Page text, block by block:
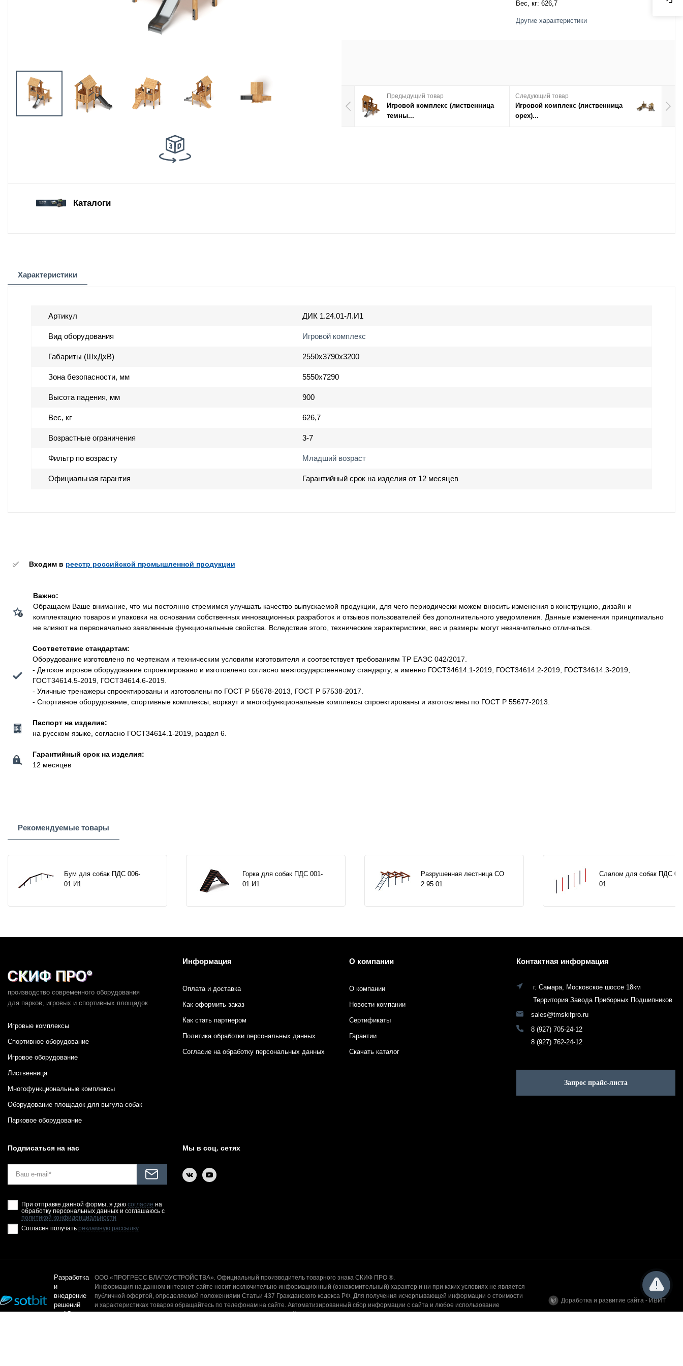
оборудование
Благоустройство
детских площадок
Вес, кг: 626,7
Другие характеристики
Предыдущий товар
Игровой комплекс (лиственница
темны...
Следующий товар
Игровой комплекс (лиственница
орех)...
Каталоги
Характеристики
Артикул ДИК 1.24.01-Л.И1
Вид оборудования Игровой комплекс
Габариты (ШхДхВ) 2550х3790х3200
Зона безопасности, мм 5550х7290
Высота падения, мм 900
Вес, кг 626,7
Возрастные ограничения 3-7
Фильтр по возрасту Младший возраст
Официальная гарантия Гарантийный срок на изделия от 12 месяцев
✅ Входим в реестр российской промышленной продукции
Важно:
Обращаем Ваше внимание, что мы постоянно стремимся улучшать качество выпускаемой продукции, для чего периодически можем вносить изменения в конструкцию, дизайн и
комплектацию товаров и упаковки на основании собственных инновационных разработок и отзывов пользователей без дополнительного уведомления. Данные изменения принципиально
не влияют на первоначально заявленные функциональные свойства. Вследствие этого, технические характеристики, вес и размеры могут незначительно отличаться.
Соответствие стандартам:
Оборудование изготовлено по чертежам и техническим условиям изготовителя и соответствует требованиям ТР ЕАЭС 042/2017.
- Детское игровое оборудование спроектировано и изготовлено согласно межгосударственному стандарту, а именно ГОСТ34614.1-2019, ГОСТ34614.2-2019, ГОСТ34614.3-2019,
ГОСТ34614.5-2019, ГОСТ34614.6-2019.
- Уличные тренажеры спроектированы и изготовлены по ГОСТ Р 55678-2013, ГОСТ Р 57538-2017.
- Спортивное оборудование, спортивные комплексы, воркаут и многофункциональные комплексы спроектированы и изготовлены по ГОСТ Р 55677-2013.
Паспорт на изделие:
на русском языке, согласно ГОСТ34614.1-2019, раздел 6.
Гарантийный срок на изделия:
12 месяцев
Рекомендуемые товары
Бум для собак ПДС 006-
01.И1
Горка для собак ПДС 001-
01.И1
Разрушенная лестница СО
2.95.01
Слалом для собак ПДС
01
производство современного оборудования
для парков, игровых и спортивных площадок
Игровые комплексы
Спортивное оборудование
Игровое оборудование
Лиственница
Многофункциональные комплексы
Оборудование площадок для выгула собак
Парковое оборудование
Информация
Оплата и доставка
Как оформить заказ
Как стать партнером
Политика обработки персональных данных
Согласие на обработку персональных данных
О компании
О компании
Новости компании
Сертификаты
Гарантии
Скачать каталог
Контактная информация
г. Самара, Московское шоссе 18км
Территория Завода Приборных Подшипников
sales@tmskifpro.ru
8 (927) 705-24-12
8 (927) 762-24-12
Запрос прайс-листа
Подписаться на нас
При отправке данной формы, я даю согласие на
обработку персональных данных и соглашаюсь с
политикой конфиденциальности
Согласен получать рекламную рассылку
Мы в соц. сетях
Разработка
и
внедрение
решений
на 1С-
ООО «ПРОГРЕСС БЛАГОУСТРОЙСТВА». Официальный производитель товарного знака СКИФ ПРО ®.
Информация на данном интернет-сайте носит исключительно информационный (ознакомительный) характер и ни при каких условиях не является
публичной офертой, определяемой положениями Статьи 437 Гражданского кодекса РФ. Для получения исчерпывающей информации о стоимости
и характеристиках товаров обращайтесь по телефонам на сайте. Автоматизированный сбор информации с сайта и любое использование
контента, а так же без письменного разрешения администрации сайта запрещено.
Доработка и развитие сайта - ИВИТ